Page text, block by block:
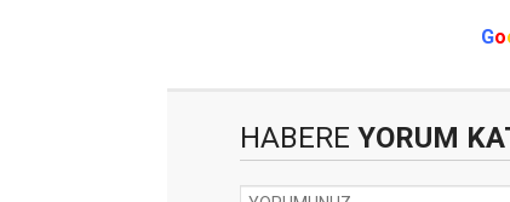
Go
HABERE YORUM